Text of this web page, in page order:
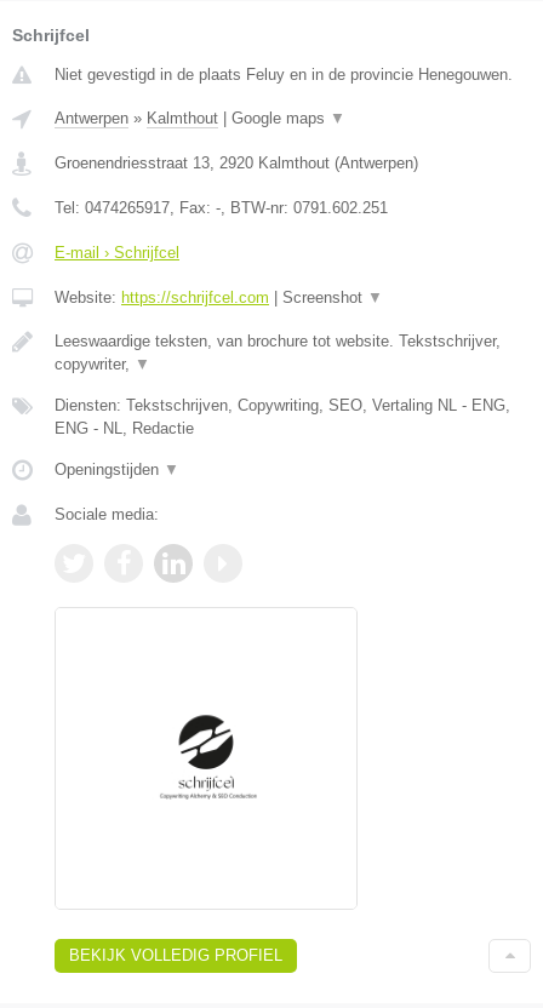
Schrijfcel
Niet gevestigd in de plaats Feluy en in de provincie Henegouwen.
Antwerpen » Kalmthout | Google maps ▼
Groenendriesstraat 13 2920 Kalmthout (Antwerpen)
Tel: 0474265917 , Fax: - , BTW-nr: 0791.602.251
E-mail › Schrijfcel
Website: https://schrijfcel.com | Screenshot ▼
Leeswaardige teksten, van brochure tot website. Tekstschrijver,
copywriter,
▼
Diensten: Tekstschrijven, Copywriting, SEO, Vertaling NL - ENG,
ENG - NL, Redactie
Openingstijden ▼
Sociale media:
BEKIJK VOLLEDIG PROFIEL